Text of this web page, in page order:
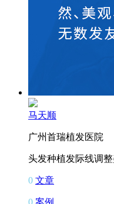
马天顺
广州首瑞植发医院
头发种植发际线调整
0 文章
0 案例